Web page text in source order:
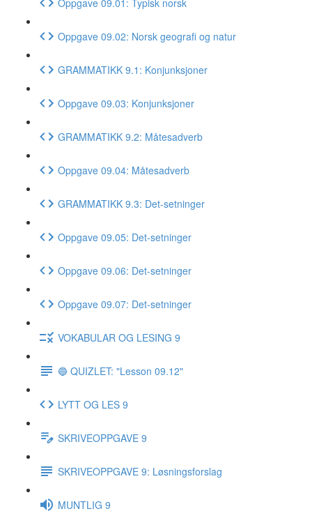
Oppgave 09.02: Norsk geografi og natur
GRAMMATIKK 9.1: Konjunksjoner
Oppgave 09.03: Konjunksjoner
GRAMMATIKK 9.2: Måtesadverb
Oppgave 09.04: Måtesadverb
GRAMMATIKK 9.3: Det-setninger
Oppgave 09.05: Det-setninger
Oppgave 09.06: Det-setninger
Oppgave 09.07: Det-setninger
VOKABULAR OG LESING 9
🔵 QUIZLET: "Lesson 09.12"
LYTT OG LES 9
SKRIVEOPPGAVE 9
SKRIVEOPPGAVE 9: Løsningsforslag
MUNTLIG 9